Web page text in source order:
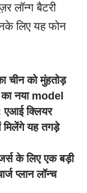
लॉन्ग बैटरी
लिए यह फोन
चीन को मुंहतोड़
नया model
क्लियर
मिलेंगे यह तगड़े
के लिए एक बड़ी
प्लान लॉन्च